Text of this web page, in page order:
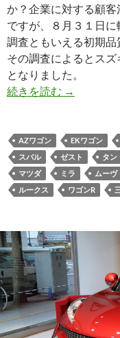
か？企業に対する顧
ですが、８月３１日
調査ともいえる初期品
その調査によるとス
となりました。
続きを読む →
AZワゴン EKワゴン
スバル
ゼスト タン
マツダ
ミラ ムーヴ
ルークス
ワゴンR